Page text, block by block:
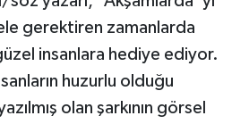
gerektiren zamanlarda
insanlara hediye ediyor.
huzurlu olduğu
olan şarkının görsel